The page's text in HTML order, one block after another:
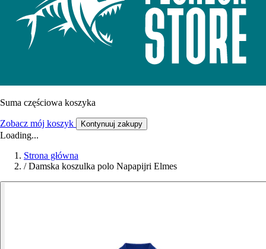
Suma częściowa koszyka
Zobacz mój koszyk Kontynuuj zakupy
Loading...
Strona główna
/ Damska koszulka polo Napapijri Elmes